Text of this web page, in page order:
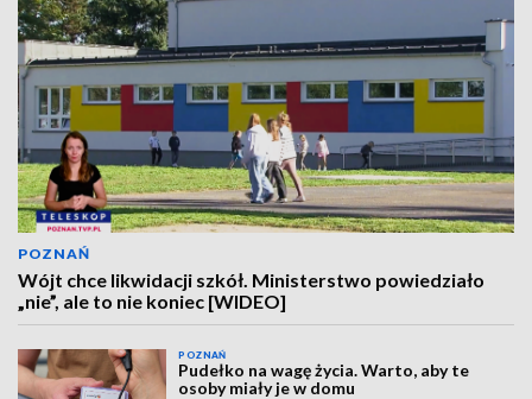
POZNAŃ
Wójt chce likwidacji szkół. Ministerstwo powiedziało
„nie”, ale to nie koniec [WIDEO]
POZNAŃ
Pudełko na wagę życia. Warto, aby te
osoby miały je w domu